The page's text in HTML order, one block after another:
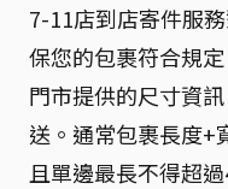
7-11店到店寄件服
保您的包裹符合規
門市提供的尺寸資
送。通常包裹長度+
且單邊最長不得超